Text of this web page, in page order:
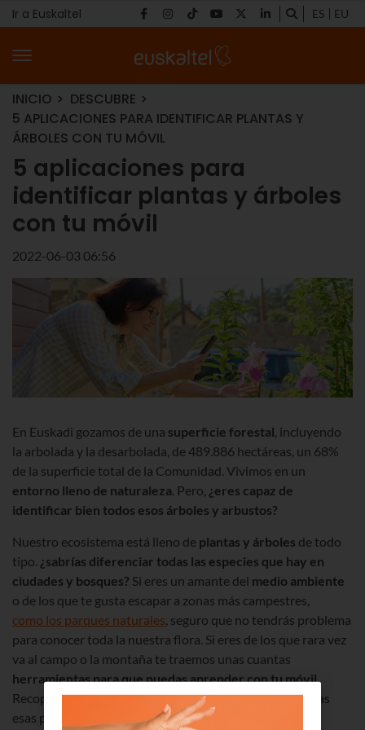
Ir a Euskaltel ES EU
INICIO
DESCUBRE
5 APLICACIONES PARA IDENTIFICAR PLANTAS Y
ÁRBOLES CON TU MÓVIL
5 aplicaciones para
identificar plantas y árboles
con tu móvil
2022-06-03 06:56
En Euskadi gozamos de una superficie forestal, incluyendo
la arbolada y la desarbolada, de 489.886 hectáreas, un 68%
de la superficie total de la Comunidad. Vivimos en un
entorno lleno de naturaleza. Pero, ¿eres capaz de
identificar bien todos esos árboles y arbustos?
Nuestro ecosistema está lleno de plantas y árboles de todo
tipo. ¿sabrías diferenciar todas las especies que hay en
ciudades y bosques? Si eres un amante del medio ambiente
o de los que te gusta escapar a zonas más campestres,
como los parques naturales, seguro que no tendrás problema
para conocer toda la nuestra flora. Si eres de los que rara vez
va al campo o la montaña te traemos unas cuantas
herramientas para que puedas aprender con tu móvil.
Recopilamos variasappsque te ayudarán a conocer todas
esas plantas y árboles que tienes alrededor.